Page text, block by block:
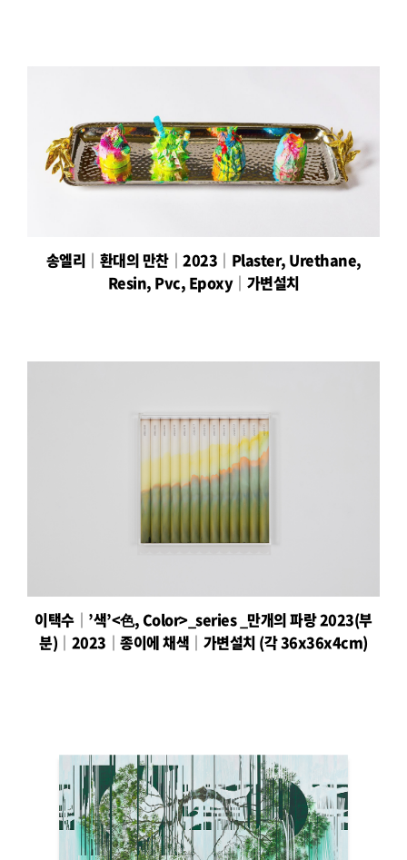
송엘리│환대의 만찬│2023│Plaster, Urethane,
Resin, Pvc, Epoxy│가변설치
이택수│’색’<色, Color>_series _만개의 파랑 2023(부
분)│2023│종이에 채색│가변설치 (각 36x36x4cm)